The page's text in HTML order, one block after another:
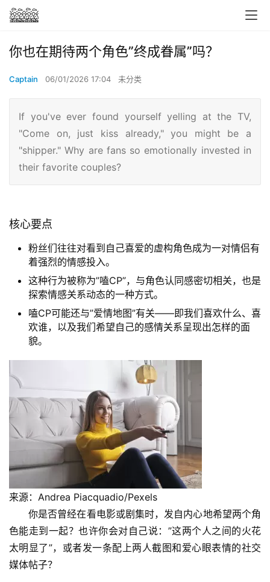
你也在期待两个角色”终成眷属”吗？
Captain 06/01/2026 17:04 未分类
If you've ever found yourself yelling at the TV,
"Come on, just kiss already," you might be a
"shipper." Why are fans so emotionally invested in
their favorite couples?
核心要点
粉丝们往往对看到自己喜爱的虚构角色成为一对情侣有
着强烈的情感投入。
这种行为被称为”嗑CP”，与角色认同感密切相关，也是
探索情感关系动态的一种方式。
嗑CP可能还与”爱情地图”有关——即我们喜欢什么、喜
欢谁，以及我们希望自己的感情关系呈现出怎样的面
貌。
来源：Andrea Piacquadio/Pexels
你是否曾经在看电影或剧集时，发自内心地希望两个角
色能走到一起？也许你会对自己说：”这两个人之间的火花
太明显了”，或者发一条配上两人截图和爱心眼表情的社交
媒体帖子？